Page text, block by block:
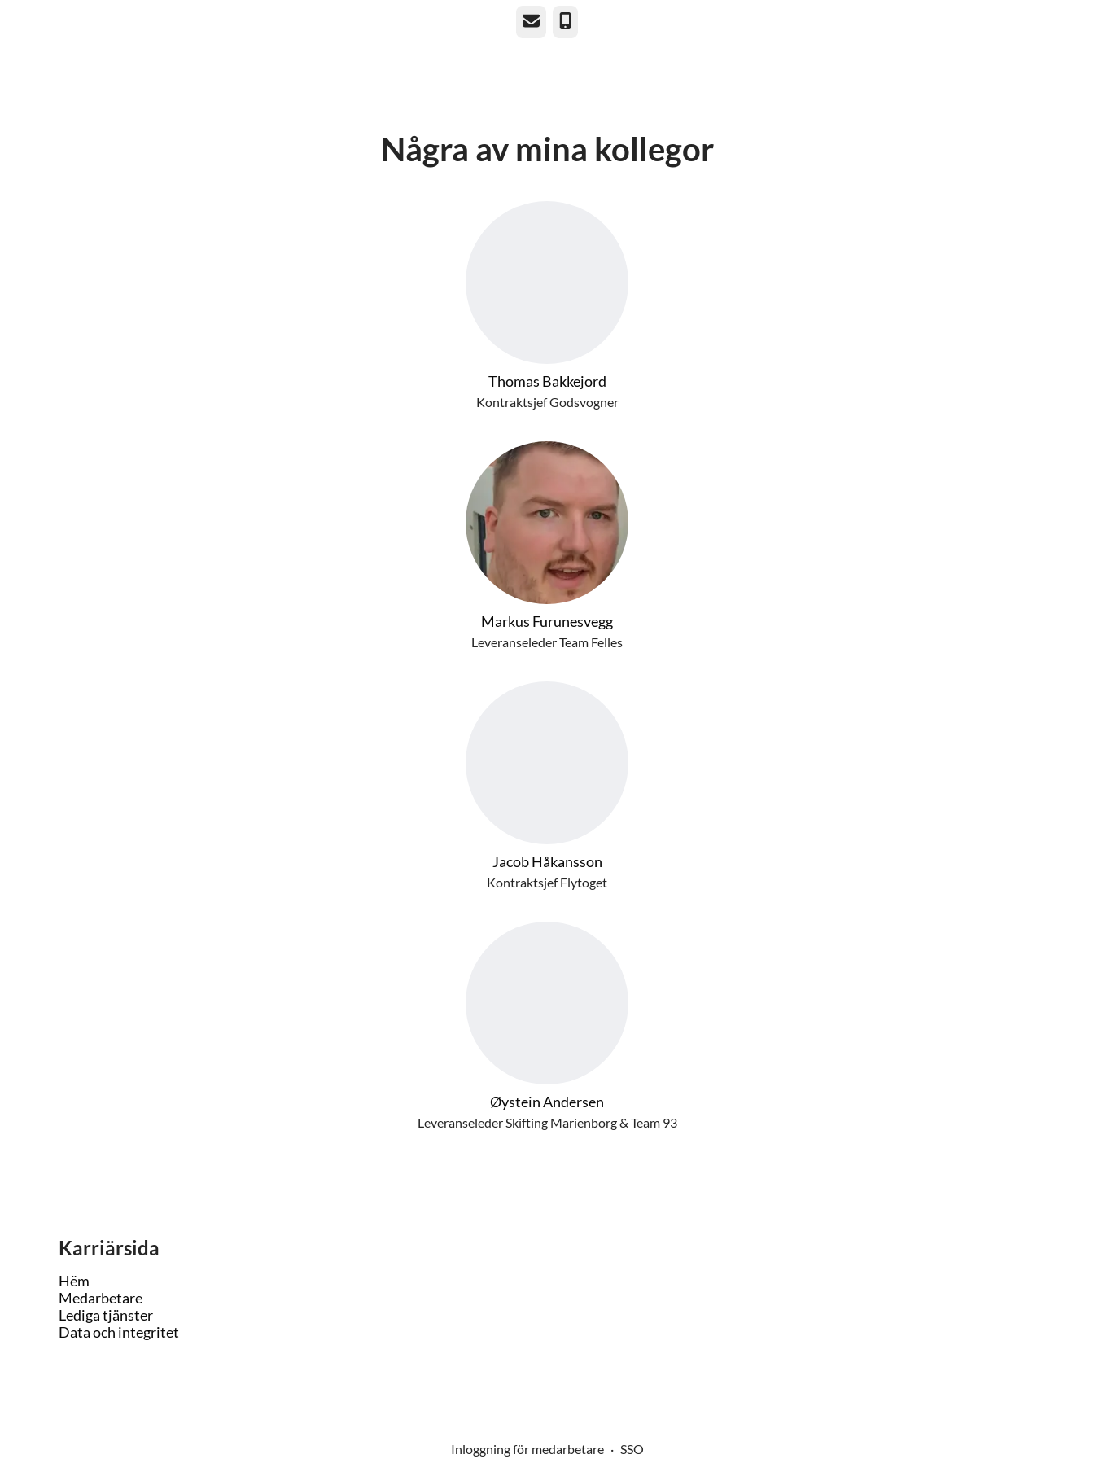
E-post Telefon
Några av mina kollegor
Thomas Bakkejord
Kontraktsjef Godsvogner
Markus Furunesvegg
Leveranseleder Team Felles
Jacob Håkansson
Kontraktsjef Flytoget
Øystein Andersen
Leveranseleder Skifting Marienborg & Team 93
Karriärsida
Hëm
Medarbetare
Lediga tjänster
Data och integritet
Inloggning för medarbetare · SSO